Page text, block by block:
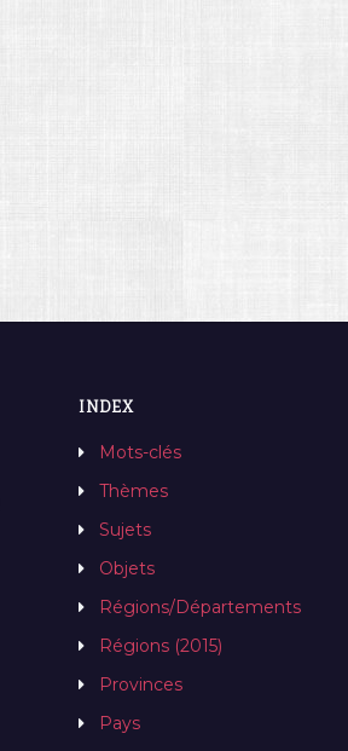
INDEX
Mots-clés
Thèmes
Sujets
Objets
Régions/Départements
Régions (2015)
Provinces
Pays